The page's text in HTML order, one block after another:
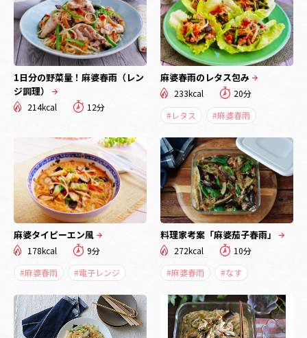
1日分の野菜量！麻婆春雨（レン
ジ調理）
214kcal 12分
麻婆春雨のレタス包み
233kcal
20分
#レタス
#麻婆春雨
麻婆タイピーエン風
178kcal
9分
#麻婆春雨
#電子レンジ
料理家考案「麻婆茄子春雨」
272kcal
10分
#麻婆春雨
#なす